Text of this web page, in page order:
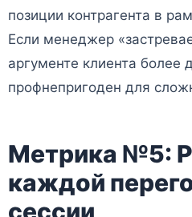
позиции контрагента в
Если менеджер
аргументе клиента более
профнепригоден для
Метрика №5:
каждой